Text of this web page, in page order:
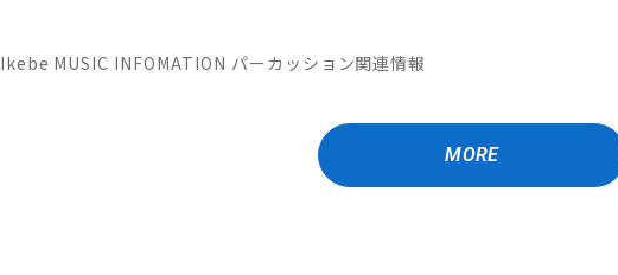
Ikebe MUSIC INFOMATION パーカッション関連情報
MORE